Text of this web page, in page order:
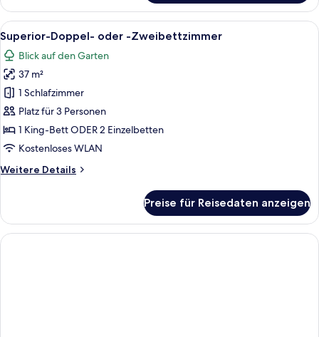
Zimmer,
Doppelbett
oder
2
Einzelbetten
Alle
Fotos
für
Superior-
Doppel-
oder
-
Zweibettzimmer
Ein modernes Hotelzimmer mit
7
Superior-Doppel- oder -Zweibettzimmer
Blick auf den Garten
37 m²
1 Schlafzimmer
Platz für 3 Personen
1 King-Bett ODER 2 Einzelbetten
Kostenloses WLAN
Weitere Details
Weitere
Doppel-
oder
-
Preise für Reisedaten anzeigen